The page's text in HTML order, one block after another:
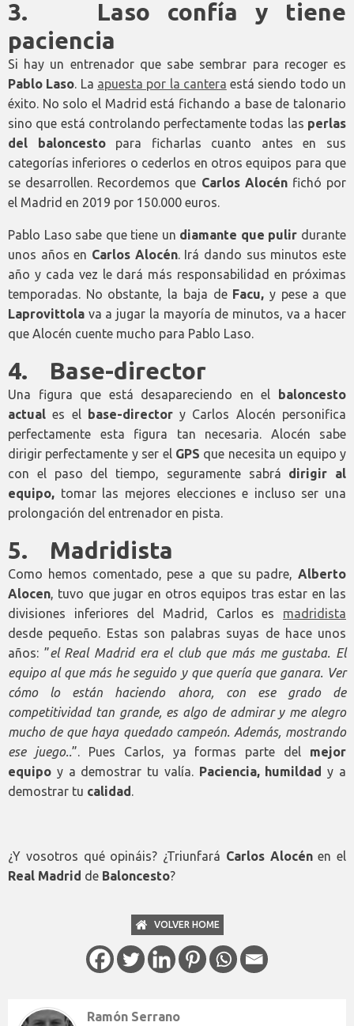
3. Laso confía y tiene
paciencia
Si hay un entrenador que sabe sembrar para recoger es
Pablo Laso. La apuesta por la cantera está siendo todo un
éxito. No solo el Madrid está fichando a base de talonario
sino que está controlando perfectamente todas las perlas
del baloncestopara ficharlas cuanto antes en sus
categorías inferiores o cederlos en otros equipos para que
se desarrollen. Recordemos que Carlos Alocénfichó por
el Madrid en 2019 por 150.000 euros.
Pablo Laso sabe que tiene un diamante que pulir durante
unos años en Carlos Alocén. Irá dando sus minutos este
año y cada vez le dará más responsabilidad en próximas
temporadas. No obstante, la baja de Facu, y pese a que
Laprovittola va a jugar la mayoría de minutos, va a hacer
que Alocén cuente mucho para Pablo Laso.
4. Base-director
Una figura que está desapareciendo en el baloncesto
actual es el base-directory Carlos Alocén personifica
perfectamente esta figura tan necesaria. Alocén sabe
dirigir perfectamente y ser el GPS que necesita un equipo y
con el paso del tiempo, seguramente sabrá dirigir al
equipo, tomar las mejores elecciones e incluso ser una
prolongación del entrenador en pista.
5. Madridista
Como hemos comentado, pese a que su padre, Alberto
Alocen, tuvo que jugar en otros equipos tras estar en las
divisiones inferiores del Madrid, Carlos es madridista
desde pequeño. Estas son palabras suyas de hace unos
años: ”el Real Madrid era el club que más me gustaba. El
equipo al que más he seguido y que quería que ganara. Ver
cómo lo están haciendo ahora, con ese grado de
competitividad tan grande, es algo de admirar y me alegro
mucho de que haya quedado campeón. Además, mostrando
ese juego..”. Pues Carlos, ya formas parte del mejor
equipo y a demostrar tu valía. Paciencia, humildad y a
demostrar tu calidad.
¿Y vosotros qué opináis? ¿Triunfará Carlos Alocénen el
Real Madrid de Baloncesto?
VOLVER HOME
Ramón Serrano